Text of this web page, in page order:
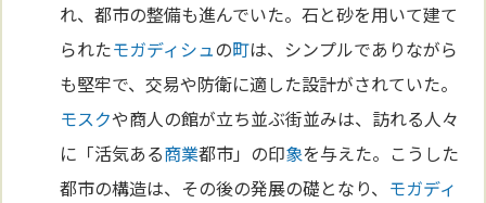
れ、都市の整備も進んでいた。石と砂を用いて建て
られたモガディシュの町は、シンプルでありながら
も堅牢で、交易や防衛に適した設計がされていた。
モスクや商人の館が立ち並ぶ街並みは、訪れる人々
に「活気ある商業都市」の印象を与えた。こうした
都市の構造は、その後の発展の礎となり、 モガディ